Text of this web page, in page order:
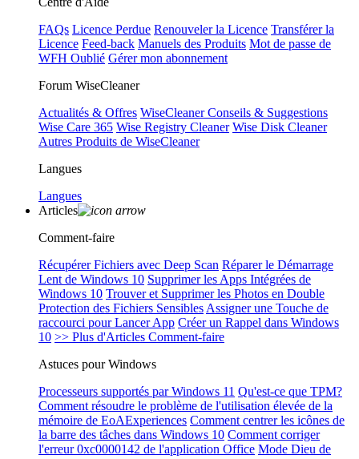
FAQs Licence Perdue Renouveler la Licence Transférer la
Licence Feed-back Manuels des Produits Mot de passe de
WFH Oublié Gérer mon abonnement
Forum WiseCleaner
Actualités & Offres WiseCleaner Conseils & Suggestions
Wise Care 365 Wise Registry Cleaner Wise Disk Cleaner
Autres Produits de WiseCleaner
Langues
Langues
Articles
Comment-faire
Récupérer Fichiers avec Deep Scan Réparer le Démarrage
Lent de Windows 10 Supprimer les Apps Intégrées de
Windows 10 Trouver et Supprimer les Photos en Double
Protection des Fichiers Sensibles Assigner une Touche de
raccourci pour Lancer App Créer un Rappel dans Windows
10 >> Plus d'Articles Comment-faire
Astuces pour Windows
Processeurs supportés par Windows 11 Qu'est-ce que TPM?
Comment résoudre le problème de l'utilisation élevée de la
mémoire de EoAExperiences Comment centrer les icônes de
la barre des tâches dans Windows 10 Comment corriger
l'erreur 0xc0000142 de l'application Office Mode Dieu de